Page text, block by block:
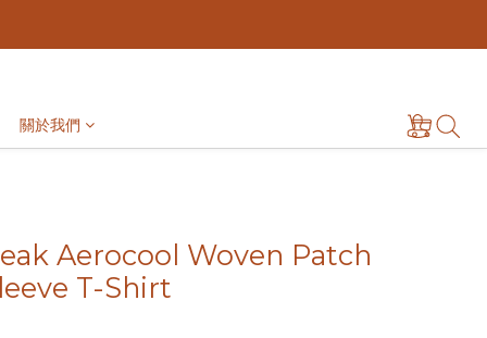
關於我們
Aerocool Woven Patch
T-Shirt